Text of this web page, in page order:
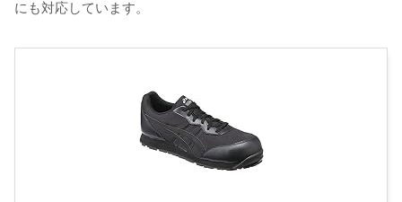
にも対応しています。